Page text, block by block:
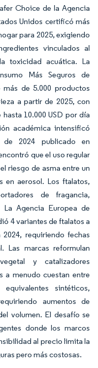
Choice de la Agencia
Unidos certificó más
para 2025, exigiendo
vinculados al
toxicidad acuática. La
Más Seguros de
de 5.000 productos
a partir de 2025, con
10.000 USD por día
académica intensificó
de 2024 publicado en
que el uso regular
riesgo de asma entre un
en aerosol. Los ftalatos,
de fragancia,
La Agencia Europea de
4 variantes de ftalatos a
requiriendo fechas
Las marcas reformulan
y catalizadores
a menudo cuestan entre
sintéticos,
aumentos de
volumen. El desafío se
donde los marcos
al precio limita la
pero más costosas.